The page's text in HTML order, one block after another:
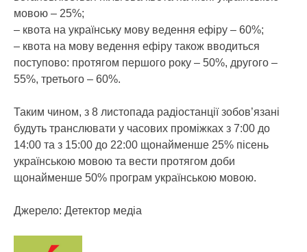
мовою – 25%;
– квота на українську мову ведення ефіру – 60%;
– квота на мову ведення ефіру також вводиться
поступово: протягом першого року – 50%, другого –
55%, третього – 60%.
Таким чином, з 8 листопада радіостанції зобов’язані
будуть транслювати у часових проміжках з 7:00 до
14:00 та з 15:00 до 22:00 щонайменше 25% пісень
українською мовою та вести протягом доби
щонайменше 50% програм українською мовою.
Джерело: Детектор медіа